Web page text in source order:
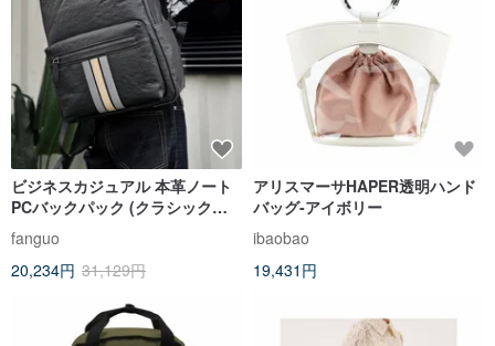
ビジネスカジュアル 本革ノート
PCバックパック (クラシックブ
ラック)
fanguo
20,234円 31,129円
アリスマーサHAPER透明ハンド
バッグ-アイボリー
ibaobao
19,431円